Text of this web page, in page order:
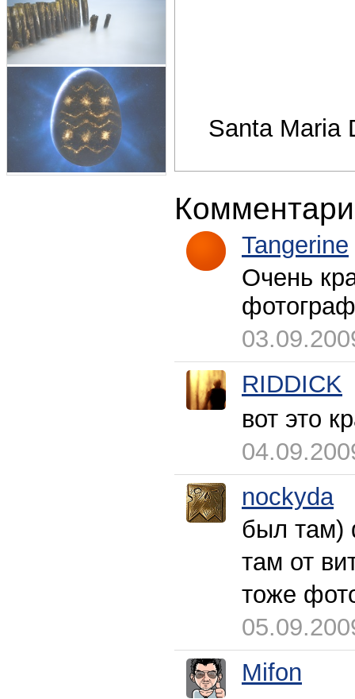
Santa Maria
Tangerine
Очень
RIDDICK
вот это
nockyda
был там)
там от
тоже
Mifon